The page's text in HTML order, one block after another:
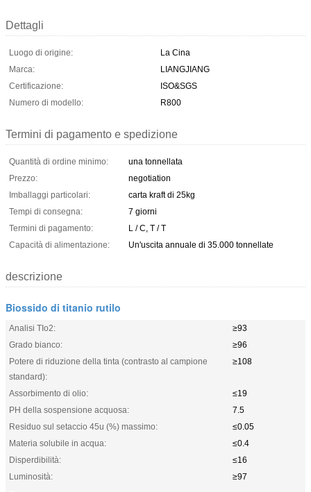
Dettagli
Luogo di origine:
La Cina
Marca:
LIANGJIANG
Certificazione:
ISO&SGS
Numero di modello:
R800
Termini di pagamento e spedizione
Quantità di ordine minimo:
una tonnellata
Prezzo:
negotiation
Imballaggi particolari:
carta kraft di 25kg
Tempi di consegna:
7 giorni
Termini di pagamento:
L / C, T / T
Capacità di alimentazione:
Un'uscita annuale di 35.000 tonnellate
descrizione
Biossido di titanio rutilo
Analisi TIo2:
≥93
Grado bianco:
≥96
Potere di riduzione della tinta (contrasto al campione
standard):
≥108
Assorbimento di olio:
≤19
PH della sospensione acquosa:
7.5
Residuo sul setaccio 45u (%) massimo:
≤0.05
Materia solubile in acqua:
≤0.4
Disperdibilità:
≤16
Luminosità:
≥97